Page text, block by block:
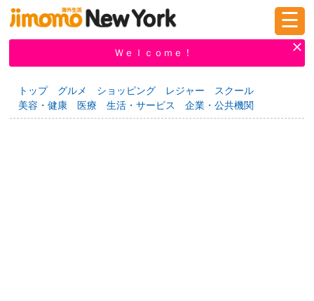
新規登録
掲示板 タウン情報 教えて！
☰
Ｗｅｌｃｏｍｅ！
トップ グルメ ショッピング レジャー
スクール
美容・健康
医療 生活・サービス 企業・公共機関